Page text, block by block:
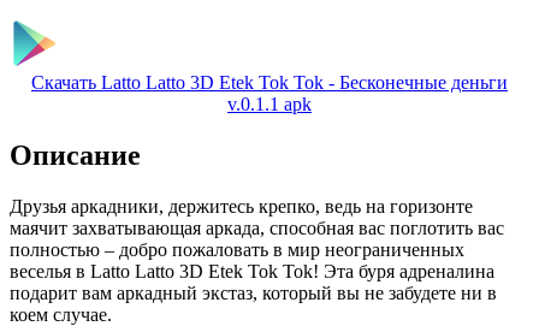
Скачать Latto Latto 3D Etek Tok Tok - Бесконечные деньги
v.0.1.1 apk
Описание
Друзья аркадники, держитесь крепко, ведь на горизонте
маячит захватывающая аркада, способная вас поглотить вас
полностью – добро пожаловать в мир неограниченных
веселья в Latto Latto 3D Etek Tok Tok! Эта буря адреналина
подарит вам аркадный экстаз, который вы не забудете ни в
коем случае.